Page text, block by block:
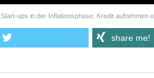
Start-ups in der Inflationsphase: Kredit aufnehmen
share me!